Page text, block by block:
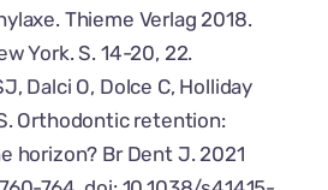
Thieme Verlag 2018.
York. S. 14-20, 22.
Dalci O, Dolce C, Holliday
Orthodontic retention:
horizon? Br Dent J. 2021